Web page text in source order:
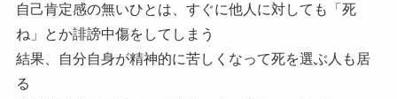
自己肯定感の無いひとは、すぐに他人に対しても「死
ね」とか誹謗中傷をしてしまう
結果、自分自身が精神的に苦しくなって死を選ぶ人も居
る